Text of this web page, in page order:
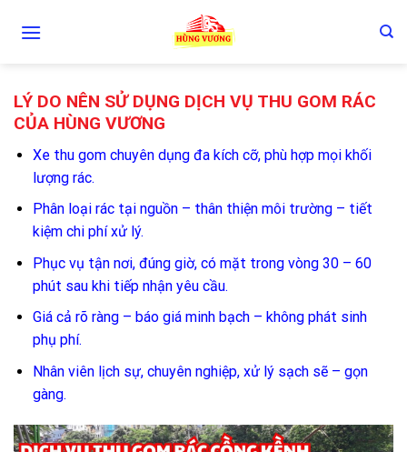
LÝ DO NÊN SỬ DỤNG DỊCH VỤ THU GOM RÁC
CỦA HÙNG VƯƠNG
Xe thu gom chuyên dụng đa kích cỡ, phù hợp mọi khối
lượng rác.
Phân loại rác tại nguồn – thân thiện môi trường – tiết
kiệm chi phí xử lý.
Phục vụ tận nơi, đúng giờ, có mặt trong vòng 30 – 60
phút sau khi tiếp nhận yêu cầu.
Giá cả rõ ràng – báo giá minh bạch – không phát sinh
phụ phí.
Nhân viên lịch sự, chuyên nghiệp, xử lý sạch sẽ – gọn
gàng.